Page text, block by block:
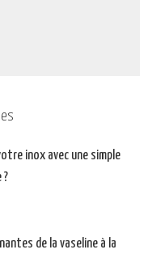
inox avec une simple
?
de la vaseline à la